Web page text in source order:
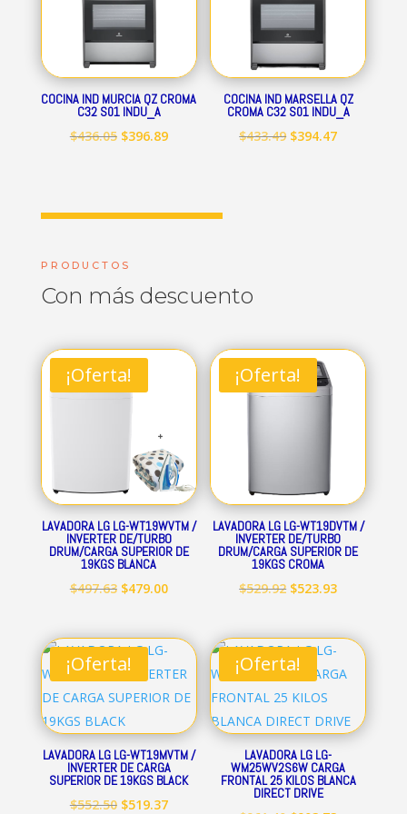
COCINA IND MURCIA QZ CROMA
C32 S01 INDU_A
$436.05 El
$396.89El
COCINA IND MARSELLA QZ
CROMA C32 S01 INDU_A
$433.49 El
$394.47El
PRODUCTOS
Con más descuento
¡Oferta!
LAVADORA LG LG-WT19WVTM /
INVERTER DE/TURBO
DRUM/CARGA SUPERIOR DE
19KGS BLANCA
$497.63 El
original
era:
$497.63.
$479.00El
actual
$479.00.
¡Oferta!
LAVADORA LG LG-WT19DVTM /
INVERTER DE/TURBO
DRUM/CARGA SUPERIOR DE
19KGS CROMA
$529.92 El
original
era:
$529.92.
$523.93El
actual
$523.93.
¡Oferta!
LAVADORA LG LG-WT19MVTM /
INVERTER DE CARGA
SUPERIOR DE 19KGS BLACK
$552.50 El
$519.37El
¡Oferta!
LAVADORA LG LG-
WM25WV2S6W CARGA
FRONTAL 25 KILOS BLANCA
DIRECT DRIVE